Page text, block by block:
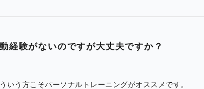
経験がないのですが大丈夫ですか？
いう方こそパーソナルトレーニングがオススメです。